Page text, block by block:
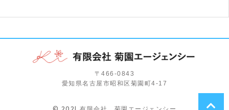
〒466-0843
愛知県名古屋市昭和区菊園町4-17